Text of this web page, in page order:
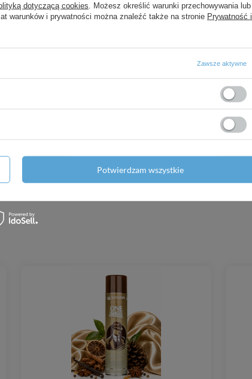
dotyczącą cookies . Możesz określić warunki przechowywania lub
warunków i prywatności można znaleźć także na stronie Prywatność i
Zawsze aktywne
Potwierdzam wszystkie